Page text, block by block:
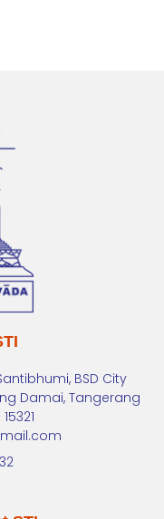
BSD City
Damai, Tangerang